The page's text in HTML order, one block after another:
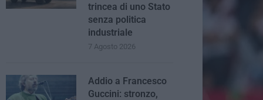
trincea di uno Stato
senza politica
industriale
7 Agosto 2026
Addio a Francesco
Guccini: stronzo,